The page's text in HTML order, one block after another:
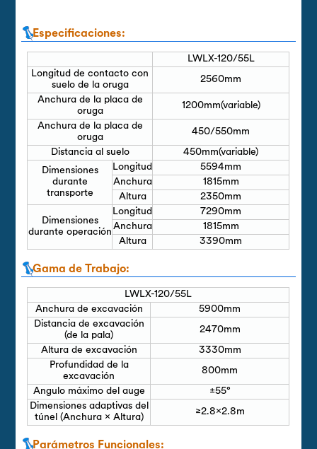
Especificaciones:
LWLX-120/55L
Longitud de contacto con
suelo de la oruga
2560mm
Anchura de la placa de
oruga
1200mm(variable)
Anchura de la placa de
oruga
450/550mm
Distancia al suelo
450mm(variable)
Dimensiones
durante
transporte
Longitud
5594mm
Anchura
1815mm
Altura
2350mm
Dimensiones
durante operación
Longitud
7290mm
Anchura
1815mm
Altura
3390mm
Gama de Trabajo:
LWLX-120/55L
Anchura de excavación
5900mm
Distancia de excavación
(de la pala)
2470mm
Altura de excavación
3330mm
Profundidad de la
excavación
800mm
Angulo máximo del auge
±55°
Dimensiones adaptivas del
túnel (Anchura × Altura)
≥2.8×2.8m
Parámetros Funcionales: